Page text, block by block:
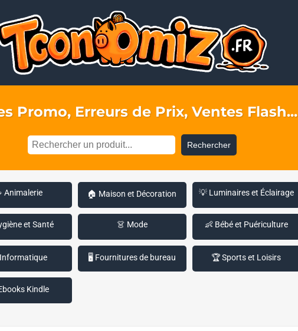
Promo, Erreurs de Prix, Ventes Flash...
Rechercher
Animalerie 🏠 Maison et Décoration 💡 Luminaires et Éclairage
et Santé 👗 Mode 👶 Bébé et Puériculture
🖥️ Fournitures de bureau 🏆 Sports et Loisirs
Kindle